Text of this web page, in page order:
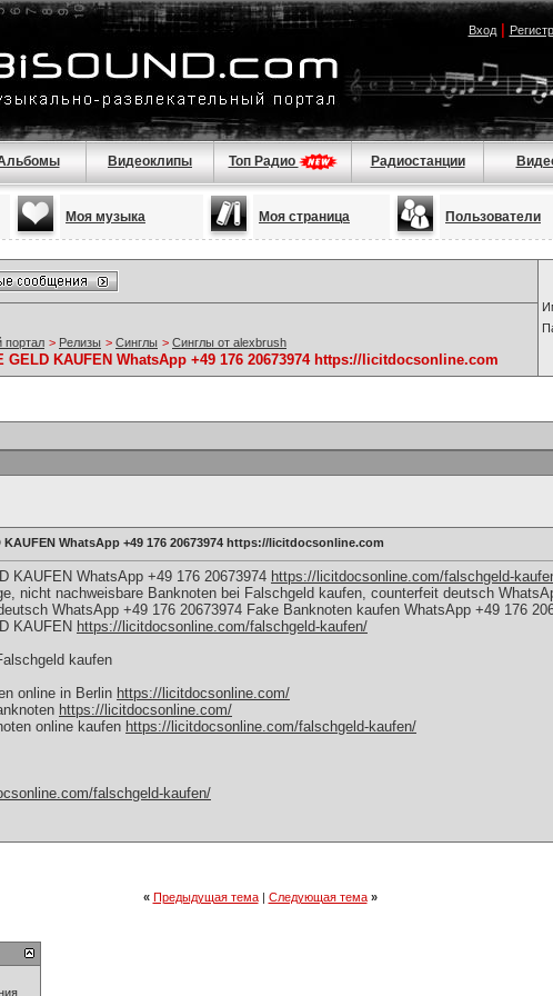
Вход|
Видеоклипы Топ Радио Радиостанции
Моя музыка Моя страница Пользователи
портал > Релизы > Синглы > Синглы от alexbrush
GELD KAUFEN WhatsApp +49 176 20673974 https://licitdocsonline.com
KAUFEN WhatsApp +49 176 20673974 https://licitdocsonline.com
KAUFEN WhatsApp +49 176 20673974 https://licitdocsonline.com/falschgeld-
nicht nachweisbare Banknoten bei Falschgeld kaufen, counterfeit deutsch
WhatsApp +49 176 20673974 Fake Banknoten kaufen WhatsApp +49 176
KAUFEN https://licitdocsonline.com/falschgeld-kaufen/
kaufen
online in Berlin https://licitdocsonline.com/
https://licitdocsonline.com/
online kaufen https://licitdocsonline.com/falschgeld-kaufen/
falschgeld-kaufen/
« Предыдущая тема| Следующая тема »